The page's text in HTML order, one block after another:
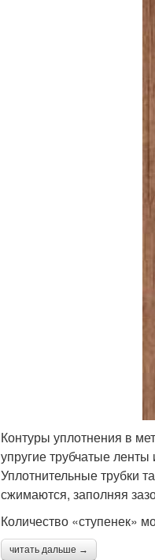
Контуры уплотнения в
упругие трубчатые
Уплотнительные трубки
сжимаются, заполняя
Количество «ступенек»
читать дальше →